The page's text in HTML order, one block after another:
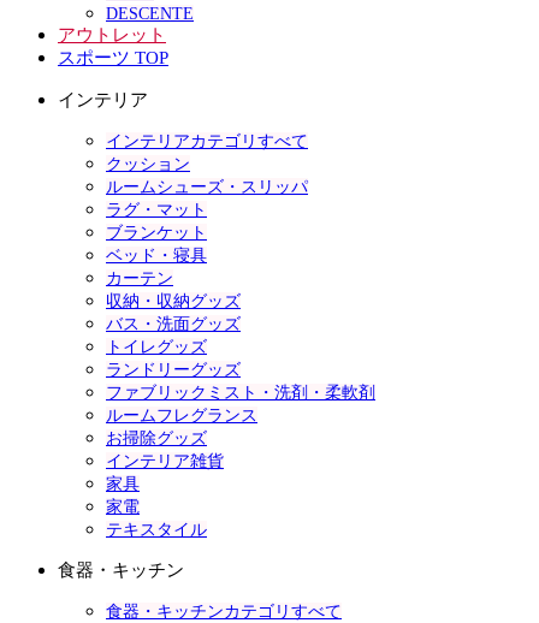
DESCENTE
アウトレット
スポーツ TOP
インテリア
インテリアカテゴリすべて
クッション
ルームシューズ・スリッパ
ラグ・マット
ブランケット
ベッド・寝具
カーテン
収納・収納グッズ
バス・洗面グッズ
トイレグッズ
ランドリーグッズ
ファブリックミスト・洗剤・柔軟剤
ルームフレグランス
お掃除グッズ
インテリア雑貨
家具
家電
テキスタイル
食器・キッチン
食器・キッチンカテゴリすべて